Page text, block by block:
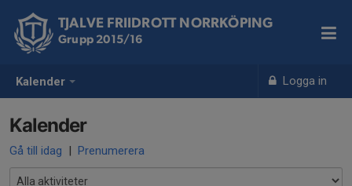
Kalender Logga in
TJALVE FRIIDROTT NORRKÖPING
Grupp 2015/16
Kalender
Gå till idag | Prenumerera